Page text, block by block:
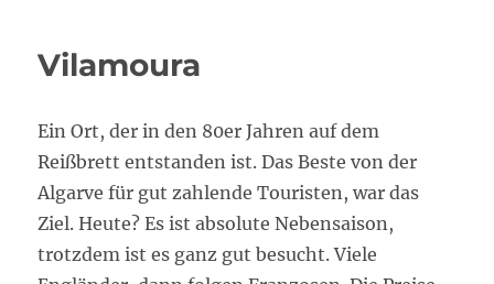
Vilamoura
Ein Ort, der in den 80er Jahren auf dem
Reißbrett entstanden ist. Das Beste von der
Algarve für gut zahlende Touristen, war das
Ziel. Heute? Es ist absolute Nebensaison,
trotzdem ist es ganz gut besucht. Viele